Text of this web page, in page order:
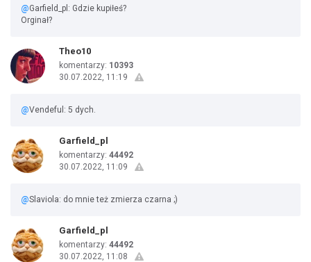
@Garfield_pl: Gdzie kupiłeś?
Orginał?
Theo10
komentarzy: 10393
30.07.2022, 11:19
@Vendeful: 5 dych.
Garfield_pl
komentarzy: 44492
30.07.2022, 11:09
@Slaviola: do mnie też zmierza czarna ;)
Garfield_pl
komentarzy: 44492
30.07.2022, 11:08